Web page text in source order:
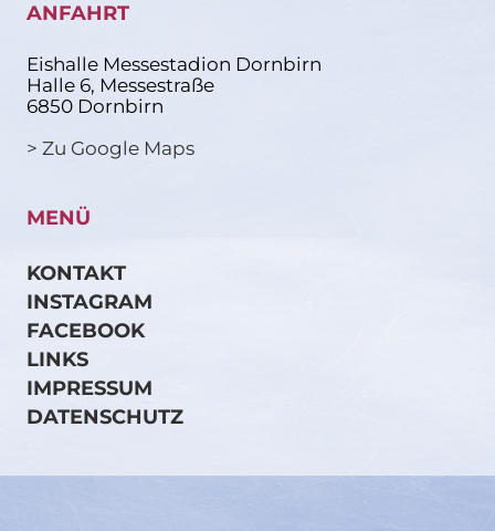
ANFAHRT
Eishalle Messestadion Dornbirn
Halle 6, Messestraße
6850 Dornbirn
> Zu Google Maps
MENÜ
KONTAKT
INSTAGRAM
FACEBOOK
LINKS
IMPRESSUM
DATENSCHUTZ